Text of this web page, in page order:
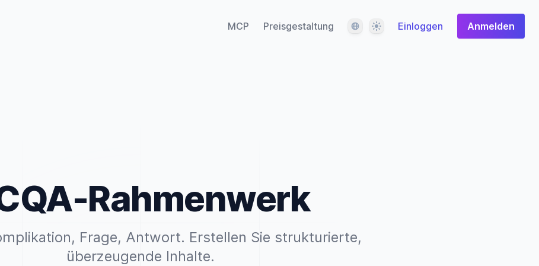
MCP Preisgestaltung SpracheDesign Einloggen Anmelden
Rahmenwerk
Frage, Antwort. Erstellen Sie strukturierte,
überzeugende Inhalte.